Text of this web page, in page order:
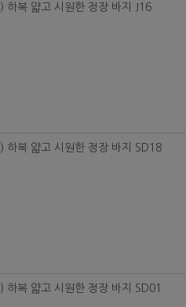
하복 얇고 시원한 정장 바지 J16
하복 얇고 시원한 정장 바지 SD18
하복 얇고 시원한 정장 바지 SD01